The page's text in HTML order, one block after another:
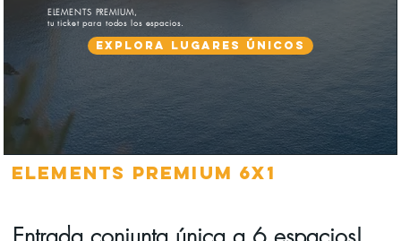
ELEMENTS PREMIUM,
tu ticket para todos los espacios.
Explora lugares únicos
ELEMENTS PREMIUM 6x1